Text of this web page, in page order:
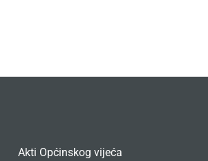
Akti Općinskog vijeća